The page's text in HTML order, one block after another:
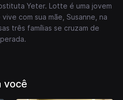
Yeter. Lotte é uma jovem
com sua mãe, Susanne, na
três famílias se cruzam de
você